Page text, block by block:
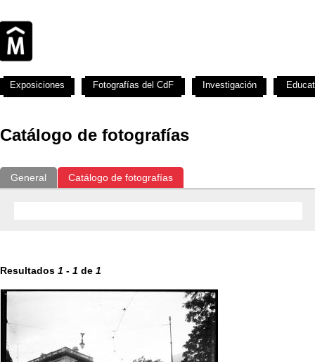
Catálogo de fotografías
General Catálogo de fotografías
Resultados 1 - 1 de 1
Exposiciones Fotografías del CdF Investigación